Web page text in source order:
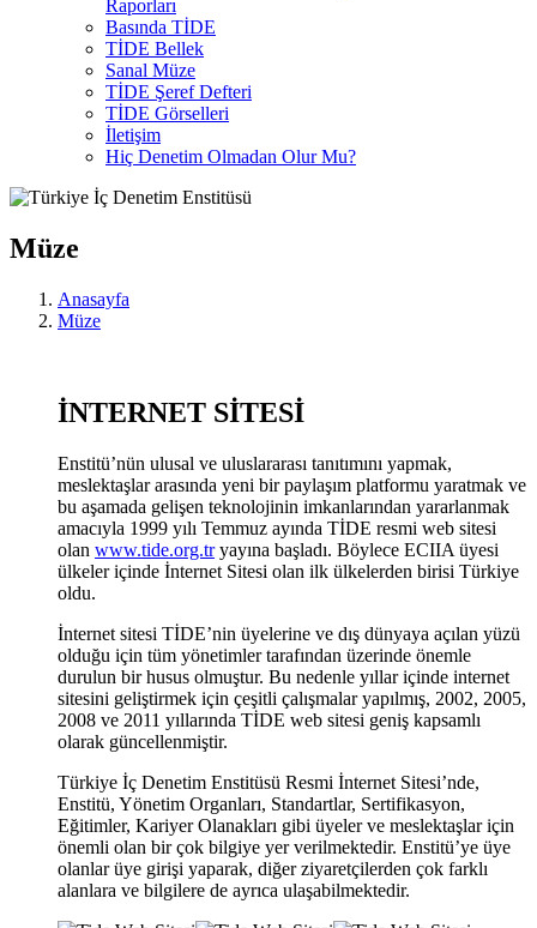
Raporları
Basında TİDE
TİDE Bellek
Sanal Müze
TİDE Şeref Defteri
TİDE Görselleri
İletişim
Hiç Denetim Olmadan Olur Mu?
Müze
Anasayfa
Müze
İNTERNET SİTESİ
Enstitü’nün ulusal ve uluslararası tanıtımını yapmak,
meslektaşlar arasında yeni bir paylaşım platformu yaratmak ve
bu aşamada gelişen teknolojinin imkanlarından yararlanmak
amacıyla 1999 yılı Temmuz ayında TİDE resmi web sitesi
olan www.tide.org.tryayına başladı. Böylece ECIIA üyesi
ülkeler içinde İnternet Sitesi olan ilk ülkelerden birisi Türkiye
oldu.
İnternet sitesi TİDE’nin üyelerine ve dış dünyaya açılan yüzü
olduğu için tüm yönetimler tarafından üzerinde önemle
durulun bir husus olmuştur. Bu nedenle yıllar içinde internet
sitesini geliştirmek için çeşitli çalışmalar yapılmış, 2002, 2005,
2008 ve 2011 yıllarında TİDE web sitesi geniş kapsamlı
olarak güncellenmiştir.
Türkiye İç Denetim Enstitüsü Resmi İnternet Sitesi’nde,
Enstitü, Yönetim Organları, Standartlar, Sertifikasyon,
Eğitimler, Kariyer Olanakları gibi üyeler ve meslektaşlar için
önemli olan bir çok bilgiye yer verilmektedir. Enstitü’ye üye
olanlar üye girişi yaparak, diğer ziyaretçilerden çok farklı
alanlara ve bilgilere de ayrıca ulaşabilmektedir.